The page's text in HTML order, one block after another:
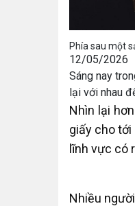
Phía sau một
12/05/2026
Sáng nay
lại với nhau
Nhìn lại
giấy cho
lĩnh vực có
Nhiều